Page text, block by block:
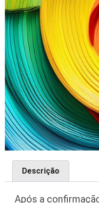
Descrição
Após a